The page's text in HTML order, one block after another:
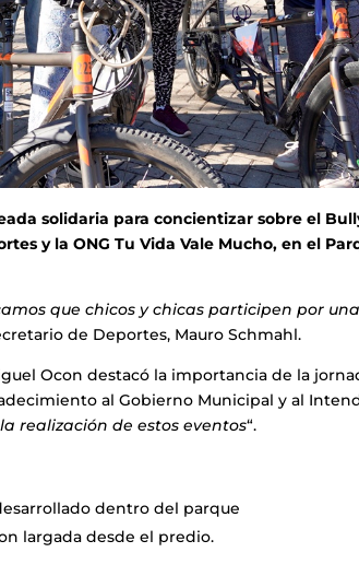
solidaria para concientizar sobre el
y la ONG Tu Vida Vale Mucho, en el
que chicos y chicas participen por
de Deportes, Mauro Schmahl.
Ocon destacó la importancia de la
al Gobierno Municipal y al
realización de estos eventos“.
dentro del parque
largada desde el predio.